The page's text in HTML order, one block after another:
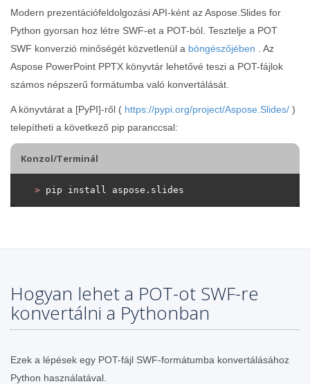
Modern prezentációfeldolgozási API-ként az Aspose.Slides for
Python gyorsan hoz létre SWF-et a POT-ból. Tesztelje a POT
SWF konverzió minőségét közvetlenül a böngészőjében . Az
Aspose PowerPoint PPTX könyvtár lehetővé teszi a POT-fájlok
számos népszerű formátumba való konvertálását.
A könyvtárat a [PyPI]-ről ( https://pypi.org/project/Aspose.Slides/ )
telepítheti a következő pip paranccsal:
Konzol/Terminál
> pip install aspose.slides
Hogyan lehet a POT-ot SWF-re
konvertálni a Pythonban
Ezek a lépések egy POT-fájl SWF-formátumba konvertálásához
Python használatával.